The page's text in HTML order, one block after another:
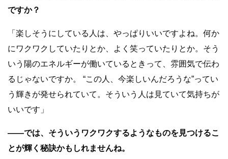
ですか？
「楽しそうにしている人は、やっぱりいいですよね。何か
にワクワクしていたりとか、よく笑っていたりとか。そう
いう陽のエネルギーが働いているときって、雰囲気で伝わ
るじゃないですか。 “この人、今楽しいんだろうな”ってい
う輝きが発せられていて。そういう人は見ていて気持ちが
いいです」
――では、そういうワクワクするようなものを見つけるこ
とが輝く秘訣かもしれませんね。